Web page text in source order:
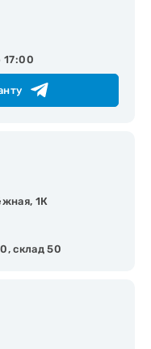
17:00
1К
склад 50